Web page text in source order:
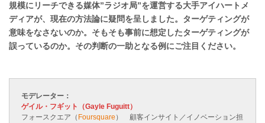
規模にリーチできる媒体”ラジオ局”を運営する大手アイハートメ
ディアが、現在の方法論に疑問を呈しました。ターゲティングが
意味をなさないのか。そもそも事前に想定したターゲティングが
誤っているのか。その判断の一助となる例にご注目ください。
モデレーター：
ゲイル・フギット（Gayle Fuguitt）
フォースクエア（ Foursquare ） 顧客インサイト／イノベーション担